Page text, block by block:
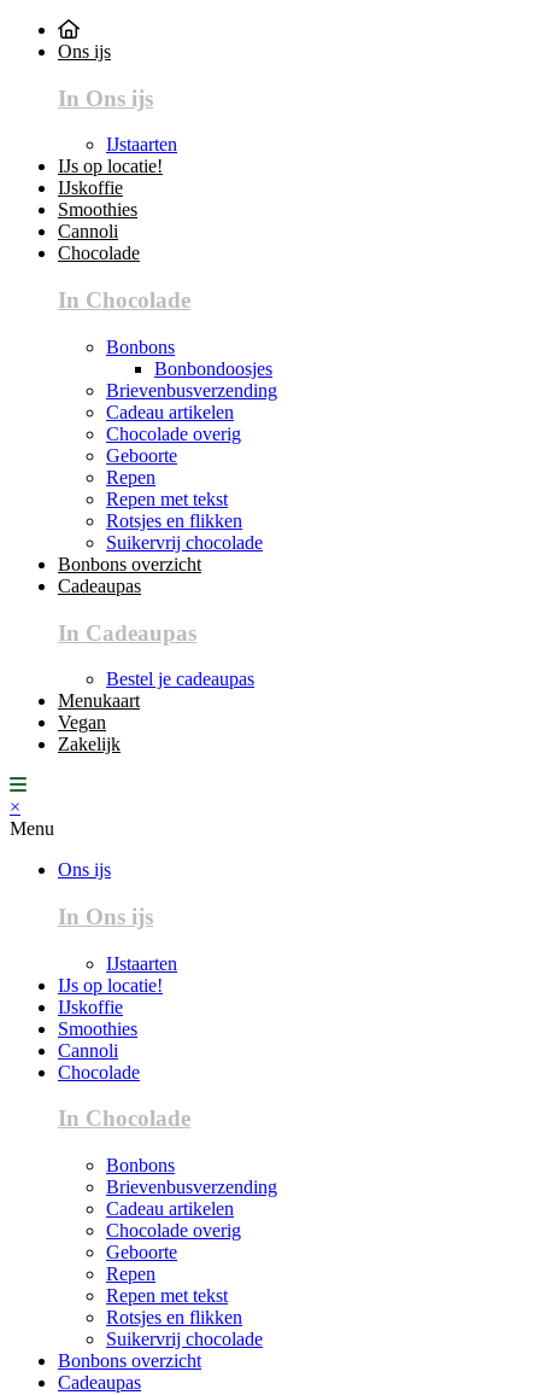
Ons ijs
In Ons ijs
IJstaarten
IJs op locatie!
IJskoffie
Smoothies
Cannoli
Chocolade
In Chocolade
Bonbons
Bonbondoosjes
Brievenbusverzending
Cadeau artikelen
Chocolade overig
Geboorte
Repen
Repen met tekst
Rotsjes en flikken
Suikervrij chocolade
Bonbons overzicht
Cadeaupas
In Cadeaupas
Bestel je cadeaupas
Menukaart
Vegan
Zakelijk
×
Menu
Ons ijs
In Ons ijs
IJstaarten
IJs op locatie!
IJskoffie
Smoothies
Cannoli
Chocolade
In Chocolade
Bonbons
Brievenbusverzending
Cadeau artikelen
Chocolade overig
Geboorte
Repen
Repen met tekst
Rotsjes en flikken
Suikervrij chocolade
Bonbons overzicht
Cadeaupas